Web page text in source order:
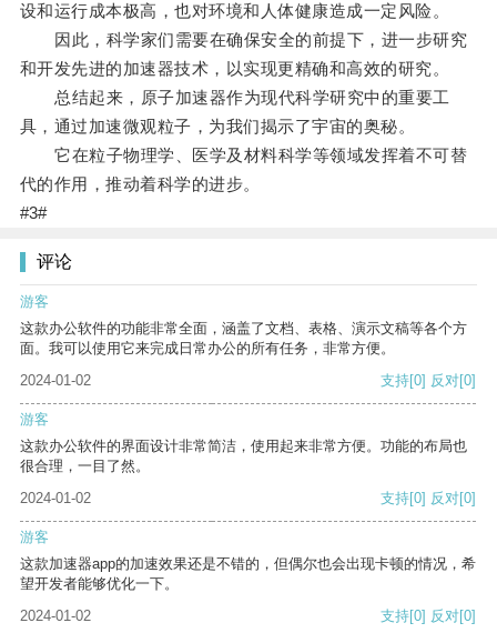
设和运行成本极高，也对环境和人体健康造成一定风险。
因此，科学家们需要在确保安全的前提下，进一步研究
和开发先进的加速器技术，以实现更精确和高效的研究。
总结起来，原子加速器作为现代科学研究中的重要工
具，通过加速微观粒子，为我们揭示了宇宙的奥秘。
它在粒子物理学、医学及材料科学等领域发挥着不可替
代的作用，推动着科学的进步。
#3#
评论
游客
这款办公软件的功能非常全面，涵盖了文档、表格、演示文稿等各个方
面。我可以使用它来完成日常办公的所有任务，非常方便。
2024-01-02
支持[0] 反对[0]
游客
这款办公软件的界面设计非常简洁，使用起来非常方便。功能的布局也
很合理，一目了然。
2024-01-02
支持[0] 反对[0]
游客
这款加速器app的加速效果还是不错的，但偶尔也会出现卡顿的情况，希
望开发者能够优化一下。
2024-01-02
支持[0] 反对[0]